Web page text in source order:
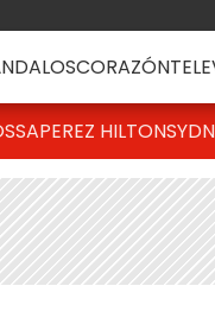
CORAZÓN
PEREZ HILTON